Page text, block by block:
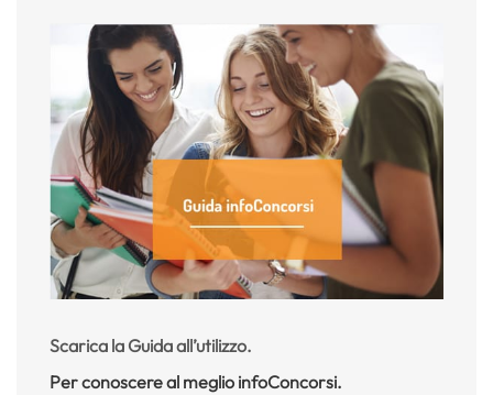
Scarica la Guida all’utilizzo.
Per conoscere al meglio infoConcorsi.